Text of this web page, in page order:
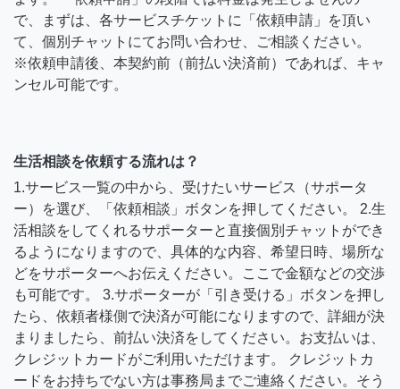
で、まずは、各サービスチケットに「依頼申請」を頂い
て、個別チャットにてお問い合わせ、ご相談ください。
※依頼申請後、本契約前（前払い決済前）であれば、キャ
ンセル可能です。
生活相談を依頼する流れは？
1.サービス一覧の中から、受けたいサービス（サポータ
ー）を選び、「依頼相談」ボタンを押してください。 2.生
活相談をしてくれるサポーターと直接個別チャットができ
るようになりますので、具体的な内容、希望日時、場所な
どをサポーターへお伝えください。ここで金額などの交渉
も可能です。 3.サポーターが「引き受ける」ボタンを押し
たら、依頼者様側で決済が可能になりますので、詳細が決
まりましたら、前払い決済をしてください。お支払いは、
クレジットカードがご利用いただけます。 クレジットカ
ードをお持ちでない方は事務局までご連絡ください。そう